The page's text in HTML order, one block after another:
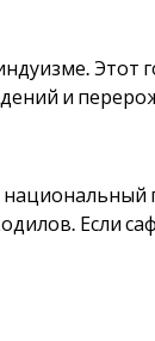
Этот
и
Если